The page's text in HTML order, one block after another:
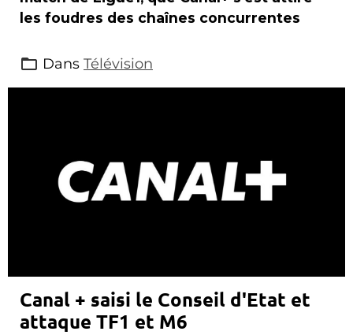
les foudres des chaînes concurrentes
Dans Télévision
Canal + saisi le Conseil d'Etat et
attaque TF1 et M6